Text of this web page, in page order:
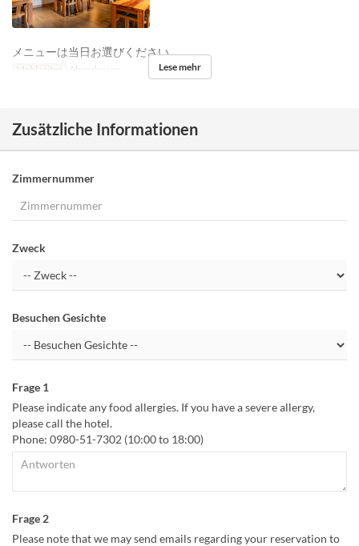
メニューは当日お選びください。
Mahlzeiten Abendessen Lese mehr
Zusätzliche Informationen
Zimmernummer
Zweck
Besuchen Gesichte
Frage 1
Please indicate any food allergies. If you have a severe allergy,
please call the hotel.
Phone: 0980-51-7302 (10:00 to 18:00)
Frage 2
Please note that we may send emails regarding your reservation to